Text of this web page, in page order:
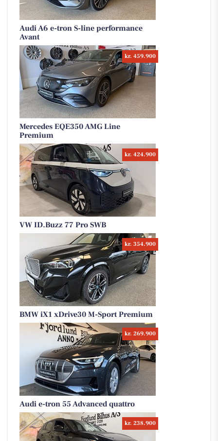
Audi A6 e-tron S-line performance
Avant
kr. 459.900
Mercedes EQE350 AMG Line
Premium
kr. 424.900
VW ID.Buzz 77 Pro SWB
kr. 354.900
BMW iX1 xDrive30 M-Sport Premium
kr. 269.900
Audi e-tron 55 Advanced quattro
kr. 238.900